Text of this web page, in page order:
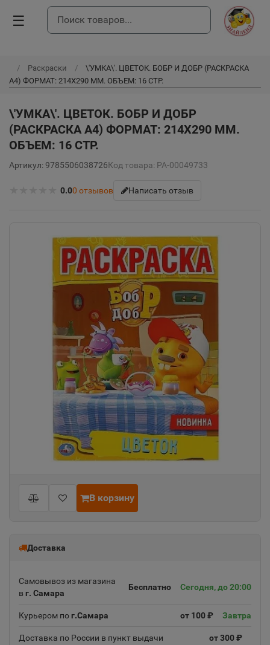
☰
Раскраски
\'УМКА\'. ЦВЕТОК. БОБР И ДОБР (РАСКРАСКА
А4) ФОРМАТ: 214Х290 ММ. ОБЪЕМ: 16 СТР.
\'УМКА\'. ЦВЕТОК. БОБР И ДОБР
(РАСКРАСКА А4) ФОРМАТ: 214Х290 ММ.
ОБЪЕМ: 16 СТР.
Артикул: 9785506038726Код товара: РА-00049733
0.00 отзывов Написать отзыв
В корзину
Доставка
Самовывоз из магазина
в г. Самара
Бесплатно Сегодня, до 20:00
Курьером пог.Самара от 100 ₽ Завтра
Доставка по России в пункт выдачи от 300 ₽